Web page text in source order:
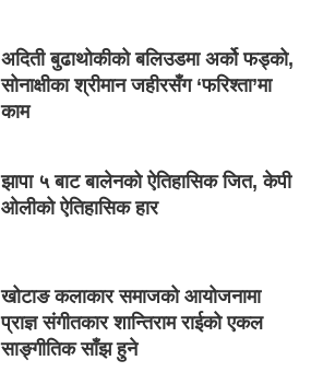
अदिती बुढाथोकीको बलिउडमा अर्को फड्को,
सोनाक्षीका श्रीमान जहीरसँग ‘फरिश्ता’मा
काम
झापा ५ बाट बालेनको ऐतिहासिक जित, केपी
ओलीको ऐतिहासिक हार
खोटाङ कलाकार समाजको आयोजनामा
प्राज्ञ संगीतकार शान्तिराम राईको एकल
साङ्गीतिक साँझ हुने